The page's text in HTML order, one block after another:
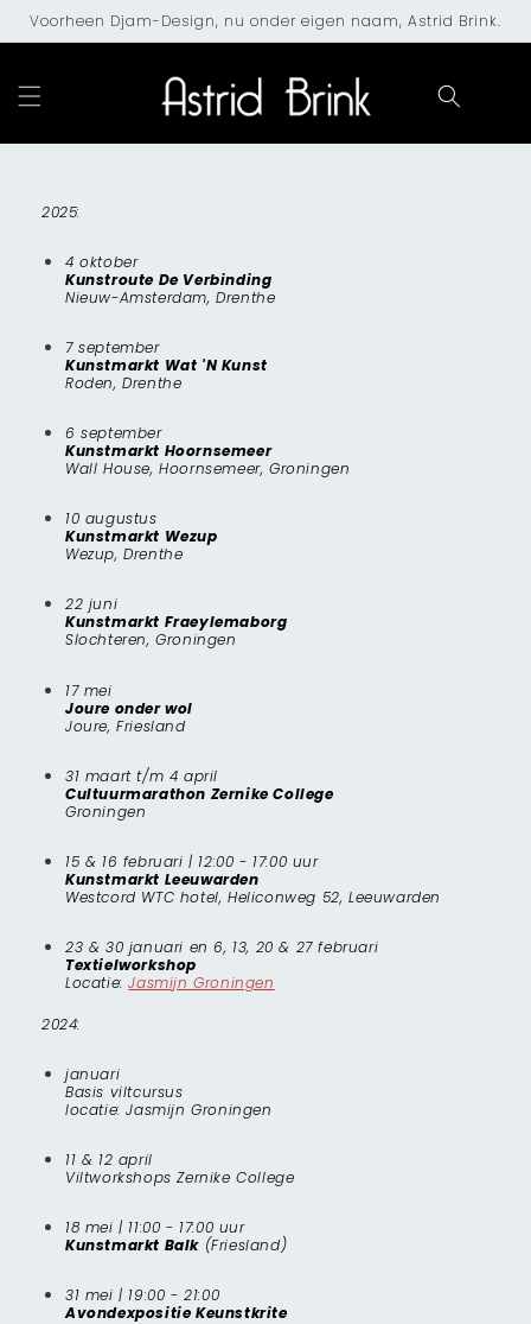
naar de
content
Voorheen Djam-Design, nu onder eigen naam, Astrid Brink.
2025:
4 oktober
Kunstroute De Verbinding
Nieuw-Amsterdam, Drenthe
7 september
Kunstmarkt Wat 'N Kunst
Roden, Drenthe
6 september
Kunstmarkt Hoornsemeer
Wall House, Hoornsemeer, Groningen
10 augustus
Kunstmarkt Wezup
Wezup, Drenthe
22 juni
Kunstmarkt Fraeylemaborg
Slochteren, Groningen
17 mei
Joure onder wol
Joure, Friesland
31 maart t/m 4 april
Cultuurmarathon Zernike College
Groningen
15 & 16 februari | 12:00 - 17:00 uur
Kunstmarkt Leeuwarden
Westcord WTC hotel, Heliconweg 52, Leeuwarden
23 & 30 januari en 6, 13, 20 & 27 februari
Textielworkshop
Locatie:Jasmijn Groningen
2024:
januari
Basis viltcursus
locatie: Jasmijn Groningen
11 & 12 april
Viltworkshops Zernike College
18 mei | 11:00 - 17:00 uur
Kunstmarkt Balk (Friesland)
31 mei | 19:00 - 21:00
Avondexpositie Keunstkrite